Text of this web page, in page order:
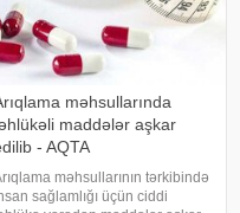
məhsullarında
maddələr aşkar
- AQTA
məhsullarının tərkibində
sağlamlığı üçün ciddi